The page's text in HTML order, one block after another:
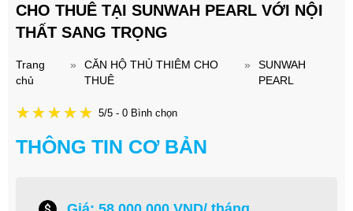
CHO THUÊ TẠI SUNWAH PEARL VỚI NỘI
THẤT SANG TRỌNG
Trang
chủ
»
CĂN HỘ THỦ THIÊM CHO
THUÊ
»
SUNWAH
PEARL
5/5 - 0 Bình chọn
THÔNG TIN CƠ BẢN